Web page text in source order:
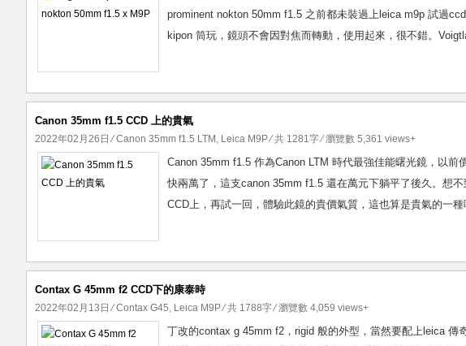
prominent nokton 50mm f1.5 之前都未裝過上leica m9p 試過
kipon 筒玩，鏡頭不會因對焦而轉動，使用起來，很不錯。
Canon 35mm f1.5 CCD 上的貴氣
2022年02月26日 ⁄Canon 35mm f1.5 LTM , Leica M9P⁄ 共 1281字 ⁄ 瀏覽數 5,361 views+
Canon 35mm f1.5 作為Canon LTM 時代最強佳能曙光鏡，以
快兩萬了，這支canon 35mm f1.5 還在萬元下躺平了後久。想
CCD上，再試一回，體驗此鏡的貴價氣質，這也算是貴氣的一
Contax G 45mm f2 CCD下的康泰時
2022年02月13日 ⁄Contax G45, Leica M9P⁄ 共 1788字 ⁄ 瀏覽數 4,059 views+
丁改的contax g 45mm f2，rigid 般的外型，當然要配上leica